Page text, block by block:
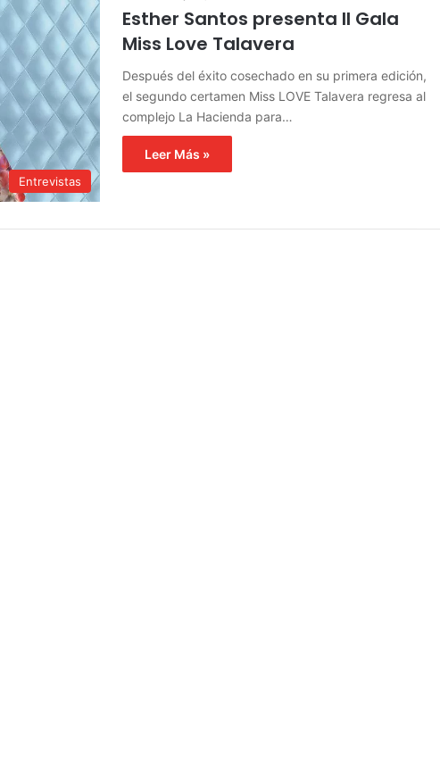
Entrevistas
Esther Santos presenta II Gala
Miss Love Talavera
Después del éxito cosechado en su primera edición,
el segundo certamen Miss LOVE Talavera regresa al
complejo La Hacienda para…
Leer Más »